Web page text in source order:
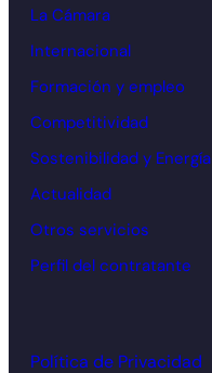
La Cámara
Internacional
Formación y empleo
Competitividad
Sostenibilidad y Energía
Actualidad
Otros servicios
Perfil del contratante
Política de Privacidad